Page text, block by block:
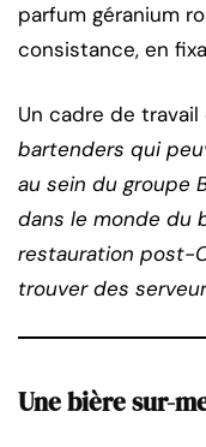
parfum géranium
consistance, en
Un cadre de
bartenders qui
au sein du groupe
dans le monde du
restauration post-
trouver des
Une bière sur-